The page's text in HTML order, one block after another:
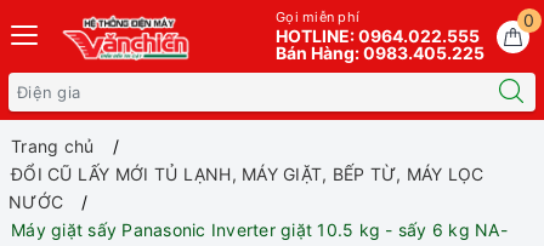
0
Gọi miễn phí
HOTLINE: 0964.022.555
Bán Hàng: 0983.405.225
Trang chủ
ĐỔI CŨ LẤY MỚI TỦ LẠNH, MÁY GIẶT, BẾP TỪ, MÁY LỌC
NƯỚC
Máy giặt sấy Panasonic Inverter giặt 10.5 kg - sấy 6 kg NA-